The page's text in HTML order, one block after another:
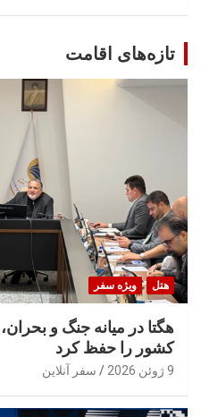
تازه‌های اقامت
هتل ویژه سفر
هگتا در میانه جنگ و
کشور را حفظ کرد
9 ژوئن 2026 سفر آنلاین